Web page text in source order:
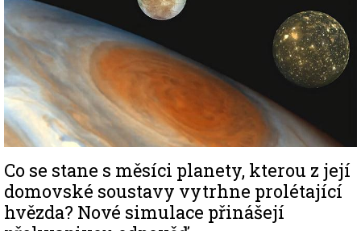
Co se stane s měsíci planety, kterou z její
domovské soustavy vytrhne prolétající
hvězda? Nové simulace přinášejí